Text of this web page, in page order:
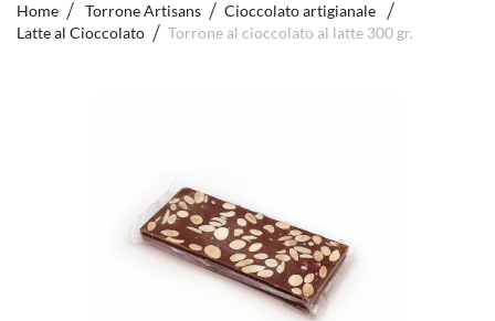
Home Torrone Artisans
Cioccolato artigianale
Latte al Cioccolato
Torrone al cioccolato al latte 300 gr.